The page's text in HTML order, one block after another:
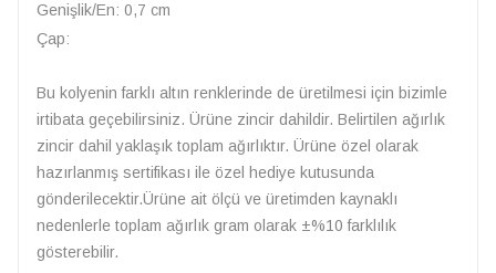
Genişlik/En: 0,7 cm
Çap:
Bu kolyenin farklı altın renklerinde de üretilmesi için bizimle
irtibata geçebilirsiniz. Ürüne zincir dahildir. Belirtilen ağırlık
zincir dahil yaklaşık toplam ağırlıktır. Ürüne özel olarak
hazırlanmış sertifikası ile özel hediye kutusunda
gönderilecektir.Ürüne ait ölçü ve üretimden kaynaklı
nedenlerle toplam ağırlık gram olarak ±%10 farklılık
gösterebilir.